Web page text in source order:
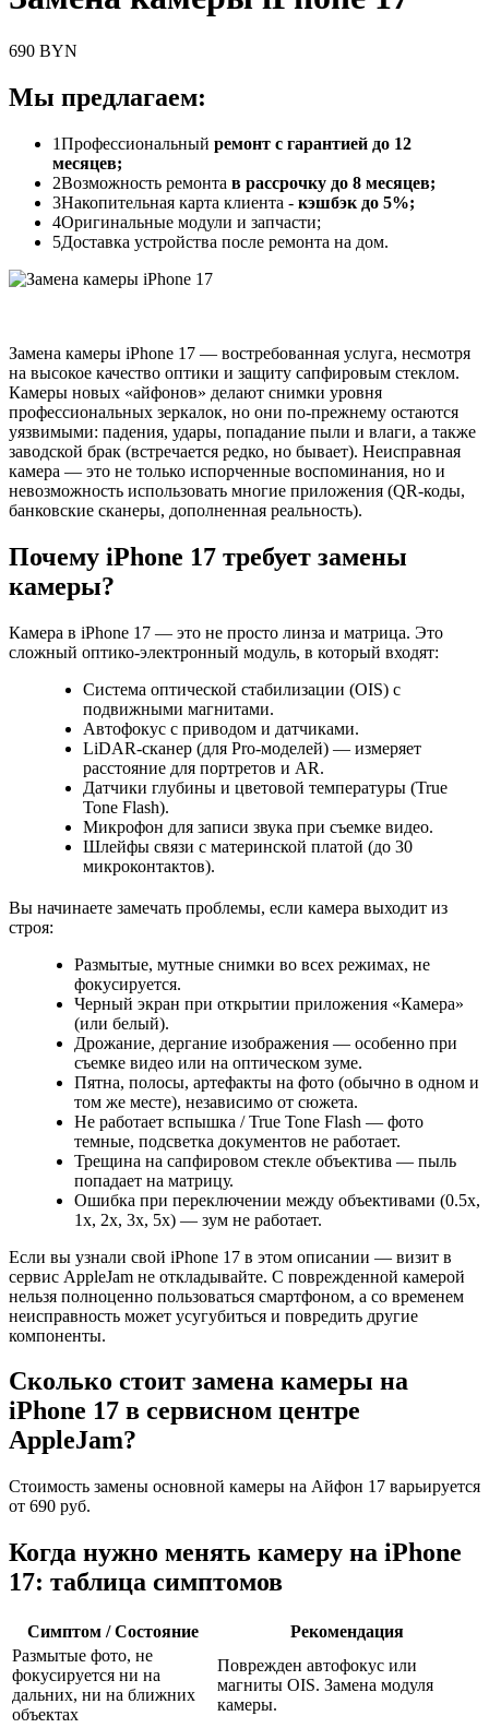
690 BYN
Мы предлагаем:
1Профессиональный ремонт с гарантией до 12
месяцев;
2Возможность ремонта в рассрочку до 8 месяцев;
3Накопительная карта клиента - кэшбэк до 5%;
4Оригинальные модули и запчасти;
5Доставка устройства после ремонта на дом.
Замена камеры iPhone 17 — востребованная услуга, несмотря
на высокое качество оптики и защиту сапфировым стеклом.
Камеры новых «айфонов» делают снимки уровня
профессиональных зеркалок, но они по-прежнему остаются
уязвимыми: падения, удары, попадание пыли и влаги, а также
заводской брак (встречается редко, но бывает). Неисправная
камера — это не только испорченные воспоминания, но и
невозможность использовать многие приложения (QR-коды,
банковские сканеры, дополненная реальность).
Почему iPhone 17 требует замены
камеры?
Камера в iPhone 17 — это не просто линза и матрица. Это
сложный оптико-электронный модуль, в который входят:
Система оптической стабилизации (OIS) с
подвижными магнитами.
Автофокус с приводом и датчиками.
LiDAR-сканер (для Pro-моделей) — измеряет
расстояние для портретов и AR.
Датчики глубины и цветовой температуры (True
Tone Flash).
Микрофон для записи звука при съемке видео.
Шлейфы связи с материнской платой (до 30
микроконтактов).
Вы начинаете замечать проблемы, если камера выходит из
строя:
Размытые, мутные снимки во всех режимах, не
фокусируется.
Черный экран при открытии приложения «Камера»
(или белый).
Дрожание, дергание изображения — особенно при
съемке видео или на оптическом зуме.
Пятна, полосы, артефакты на фото (обычно в одном и
том же месте), независимо от сюжета.
Не работает вспышка / True Tone Flash — фото
темные, подсветка документов не работает.
Трещина на сапфировом стекле объектива — пыль
попадает на матрицу.
Ошибка при переключении между объективами (0.5x,
1x, 2x, 3x, 5x) — зум не работает.
Если вы узнали свой iPhone 17 в этом описании — визит в
сервис AppleJam не откладывайте. С поврежденной камерой
нельзя полноценно пользоваться смартфоном, а со временем
неисправность может усугубиться и повредить другие
компоненты.
Сколько стоит замена камеры на
iPhone 17 в сервисном центре
AppleJam?
Стоимость замены основной камеры на Айфон 17 варьируется
от 690 руб.
Когда нужно менять камеру на iPhone
17: таблица симптомов
Симптом / Состояние
Рекомендация
Размытые фото, не
фокусируется ни на
дальних, ни на ближних
объектах
Поврежден автофокус или
магниты OIS. Замена модуля
камеры.